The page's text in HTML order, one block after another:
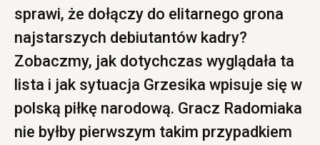
sprawi, że dołączy do elitarnego grona
najstarszych debiutantów kadry?
Zobaczmy, jak dotychczas wyglądała ta
lista i jak sytuacja Grzesika wpisuje się w
polską piłkę narodową. Gracz Radomiaka
nie byłby pierwszym takim przypadkiem